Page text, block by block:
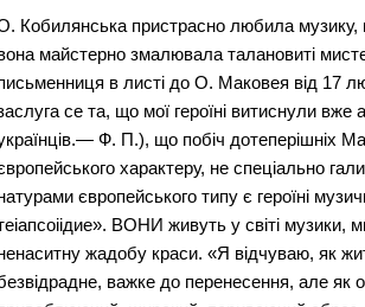
Кобилянська пристрасно любила музику,
майстерно змалювала талановиті
в листі до О. Маковея від 17
се та, що мої героїні витиснули
Ф. П.), що побіч дотеперішніх
характеру, не спеціально
європейського типу є героїні
ВОНИ живуть у світі музики,
жадобу краси. «Я відчуваю, як
важке до перенесення, але